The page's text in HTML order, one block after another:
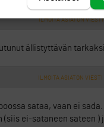
ILMOITA ASIATON VIESTI
ällistyttävän
ILMOITA ASIATON VIESTI
sataa, vaan ei
(siis ei-sataneen sateen )